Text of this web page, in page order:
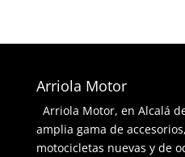
Arriola Motor
Arriola Motor, en Alcalá
amplia gama de
motocicletas nuevas y de